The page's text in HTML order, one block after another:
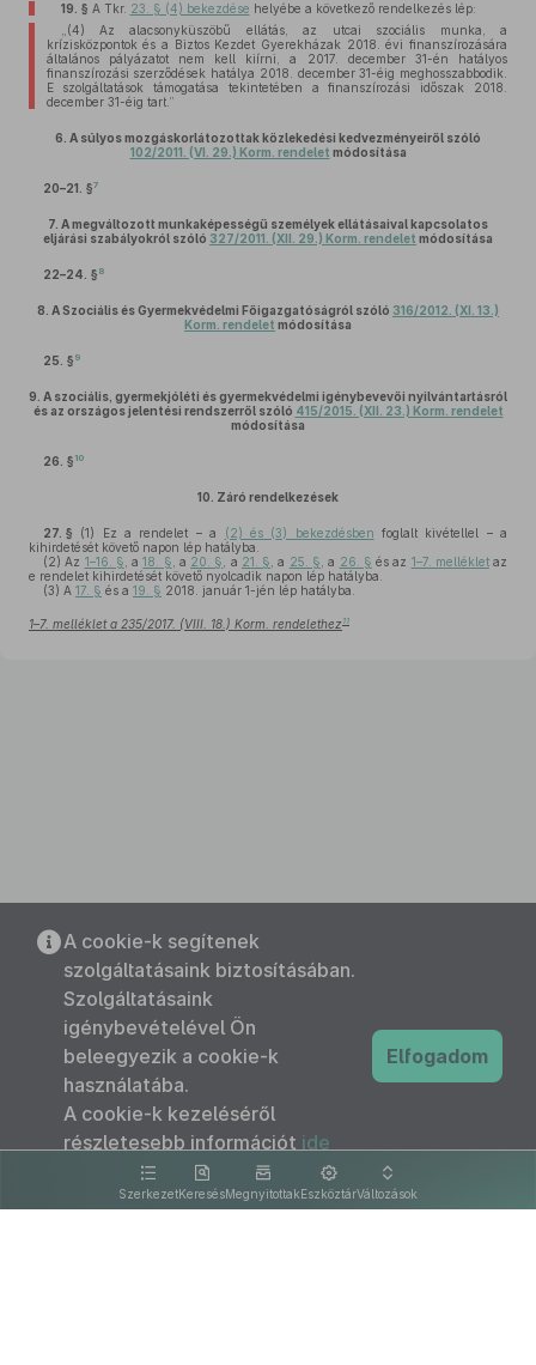
19. § A Tkr. 23. § (4) bekezdése helyébe a következő rendelkezés lép:
„(4) Az alacsonyküszöbű ellátás, az utcai szociális munka, a
krízisközpontok és a Biztos Kezdet Gyerekházak 2018. évi finanszírozására
általános pályázatot nem kell kiírni, a 2017. december 31-én hatályos
finanszírozási szerződések hatálya 2018. december 31-éig meghosszabbodik.
E szolgáltatások támogatása tekintetében a finanszírozási időszak 2018.
december 31-éig tart.”
6. A súlyos mozgáskorlátozottak közlekedési kedvezményeiről szóló
102/2011. (VI. 29.) Korm. rendelet módosítása
20–21. §7
7. A megváltozott munkaképességű személyek ellátásaival kapcsolatos
eljárási szabályokról szóló 327/2011. (XII. 29.) Korm. rendelet módosítása
22–24. § 8
8. A Szociális és Gyermekvédelmi Főigazgatóságról szóló 316/2012. (XI. 13.)
Korm. rendelet módosítása
25. § 9
9. A szociális, gyermekjóléti és gyermekvédelmi igénybevevői nyilvántartásról
és az országos jelentési rendszerről szóló 415/2015. (XII. 23.) Korm. rendelet
módosítása
26. § 10
10. Záró rendelkezések
27. § (1) Ez a rendelet – a (2) és (3) bekezdésben foglalt kivétellel – a
kihirdetését követő napon lép hatályba.
(2) Az 1–16. § , a18. § , a 20. § , a 21. § , a 25. § , a 26. § és az 1–7. mellékletaz
e rendelet kihirdetését követő nyolcadik napon lép hatályba.
(3) A 17. § és a 19. § 2018. január 1-jén lép hatályba.
1–7. melléklet a 235/2017. (VIII. 18.) Korm. rendelethez 11
SzerkezetKeresésMegnyitottakEszköztárVáltozások
A cookie-k segítenek
szolgáltatásaink biztosításában.
Szolgáltatásaink
igénybevételével Ön
beleegyezik a cookie-k
használatába.
A cookie-k kezeléséről
részletesebb információt ide
kattintva olvashat.
Elfogadom